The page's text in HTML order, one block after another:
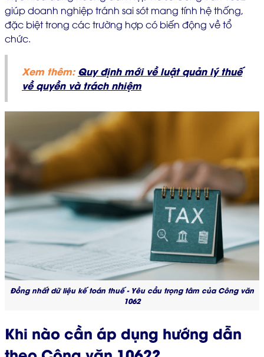
giúp doanh nghiệp tránh sai sót mang tính hệ thống,
đặc biệt trong các trường hợp có biến động về tổ
chức.
Xem thêm: Quy định mới về luật quản lý thuế
về quyền và trách nhiệm
Đồng nhất dữ liệu kế toán thuế - Yêu cầu trọng tâm của Công văn
1062
Khi nào cần áp dụng hướng dẫn